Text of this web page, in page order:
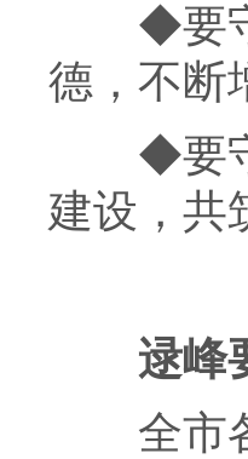
◆要
德，不断
◆要
建设，共
逯峰
全市各